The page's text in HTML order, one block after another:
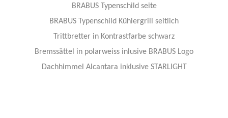
BRABUS Typenschild seite
BRABUS Typenschild Kühlergrill seitlich
Trittbretter in Kontrastfarbe schwarz
Bremssättel in polarweiss inlusive BRABUS Logo
Dachhimmel Alcantara inklusive STARLIGHT